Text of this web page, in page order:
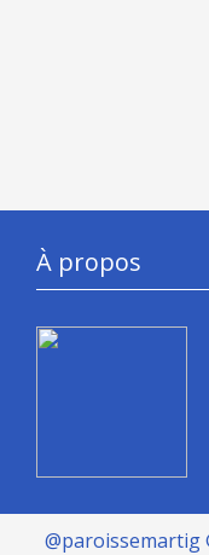
À propos